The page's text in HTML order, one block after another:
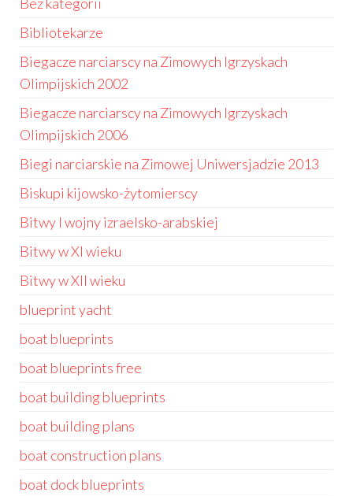
Bibliotekarze
Biegacze narciarscy na Zimowych Igrzyskach
Olimpijskich 2002
Biegacze narciarscy na Zimowych Igrzyskach
Olimpijskich 2006
Biegi narciarskie na Zimowej Uniwersjadzie 2013
Biskupi kijowsko-żytomierscy
Bitwy I wojny izraelsko-arabskiej
Bitwy w XI wieku
Bitwy w XII wieku
blueprint yacht
boat blueprints
boat blueprints free
boat building blueprints
boat building plans
boat construction plans
boat dock blueprints